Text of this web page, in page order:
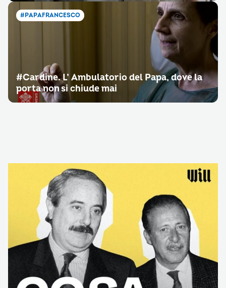
#PAPAFRANCESCO
#Cardine. L’ Ambulatorio del Papa, dove la
porta non si chiude mai